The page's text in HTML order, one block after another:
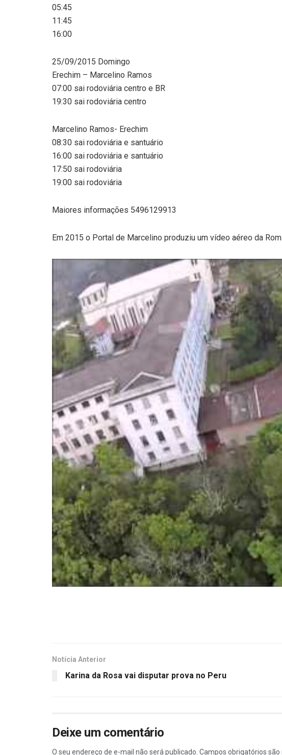
05:45
11:45
16:00
25/09/2015 Domingo
Erechim – Marcelino Ramos
07:00 sai rodoviária centro e BR
19:30 sai rodoviária centro
Marcelino Ramos- Erechim
08:30 sai rodoviária e santuário
16:00 sai rodoviária e santuário
17:50 sai rodoviária
19:00 sai rodoviária
Maiores informações 5496129913
Em 2015 o Portal de Marcelino produziu um vídeo aéreo da
Notícia Anterior
Karina da Rosa vai disputar prova no Peru
Deixe um comentário
O seu endereço de e-mail não será publicado. Campos obrigatórios